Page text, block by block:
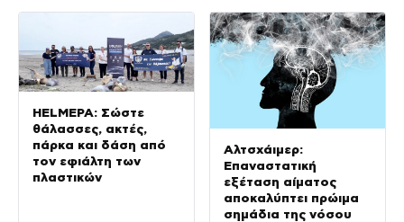
HΕLMEPA: Σώστε
θάλασσες, ακτές,
πάρκα και δάση από
τον εφιάλτη των
πλαστικών
Αλτσχάιμερ:
Επαναστατική
εξέταση αίματος
αποκαλύπτει πρώιμα
σημάδια της νόσου